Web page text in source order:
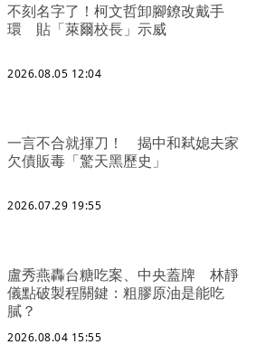
不刻名字了！柯文哲卸腳鐐改戴手
環 貼「萊爾校長」示威
2026.08.05 12:04
一言不合就揮刀！ 揭中和弒媳夫家
欠債販毒「驚天黑歷史」
2026.07.29 19:55
盧秀燕轟台糖吃案、中央蓋牌 林靜
儀點破製程關鍵：粗膠原油是能吃
膩？
2026.08.04 15:55